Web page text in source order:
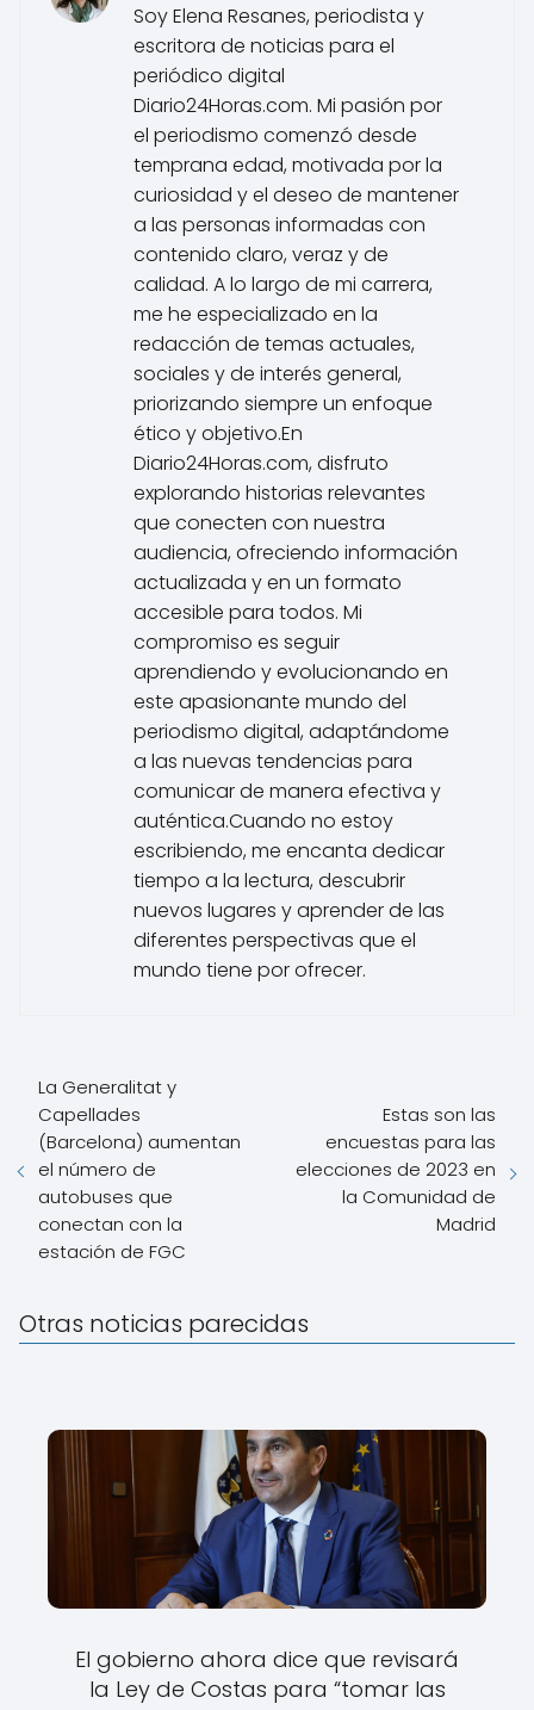
Soy Elena Resanes, periodista y
escritora de noticias para el
periódico digital
Diario24Horas.com. Mi pasión por
el periodismo comenzó desde
temprana edad, motivada por la
curiosidad y el deseo de mantener
a las personas informadas con
contenido claro, veraz y de
calidad. A lo largo de mi carrera,
me he especializado en la
redacción de temas actuales,
sociales y de interés general,
priorizando siempre un enfoque
ético y objetivo.En
Diario24Horas.com, disfruto
explorando historias relevantes
que conecten con nuestra
audiencia, ofreciendo información
actualizada y en un formato
accesible para todos. Mi
compromiso es seguir
aprendiendo y evolucionando en
este apasionante mundo del
periodismo digital, adaptándome
a las nuevas tendencias para
comunicar de manera efectiva y
auténtica.Cuando no estoy
escribiendo, me encanta dedicar
tiempo a la lectura, descubrir
nuevos lugares y aprender de las
diferentes perspectivas que el
mundo tiene por ofrecer.
La Generalitat y
Capellades
(Barcelona) aumentan
el número de
autobuses que
conectan con la
estación de FGC
Estas son las
encuestas para las
elecciones de 2023 en
la Comunidad de
Madrid
Otras noticias parecidas
El gobierno ahora dice que revisará
la Ley de Costas para “tomar las